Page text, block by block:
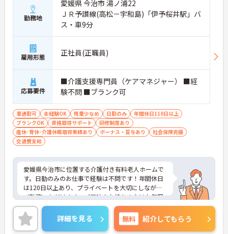
勤務地
愛媛県 今治市 湯ノ浦22
ＪＲ予讃線(高松－宇和島)「伊予桜井駅」バ
ス・車9分
雇用形態 正社員(正職員)
応募要件
■介護支援専門員（ケアマネジャー） ■経
験不問 ■ブランク可
車通勤可 未経験OK 残業少なめ 日勤のみ
年間休日110日以上
ブランクOK
資格取得サポート
研修制度あり
産休･育休･介護休暇取得実績あり
ボーナス・賞与あり
社会保険完備
交通費支給
愛媛県今治市に位置する介護付き有料老人ホームで
す。日勤のみのお仕事で経験は不問です！年間休日
は120日以上あり、プライベートを大切にしながら
ご勤務いただけます。ご興味をお持ちの方はお気軽
にお問い合わせください。
詳細を見る 無料 紹介してもらう